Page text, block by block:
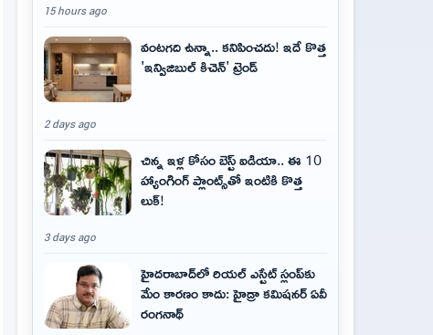
15 hours ago
వంటగది ఉన్నా.. కనిపించదు! ఇదే కొత్త
'ఇన్విజిబుల్ కిచెన్' ట్రెండ్
2 days ago
చిన్న ఇళ్ల కోసం బెస్ట్ ఐడియా.. ఈ 10
హ్యాంగింగ్ ప్లాంట్స్‌తో ఇంటికి కొత్త
లుక్!
3 days ago
హైదరాబాద్‌లో రియల్ ఎస్టేట్ స్లంప్‌కు
మేం కారణం కాదు: హైడ్రా కమిషనర్ ఏవీ
రంగనాథ్